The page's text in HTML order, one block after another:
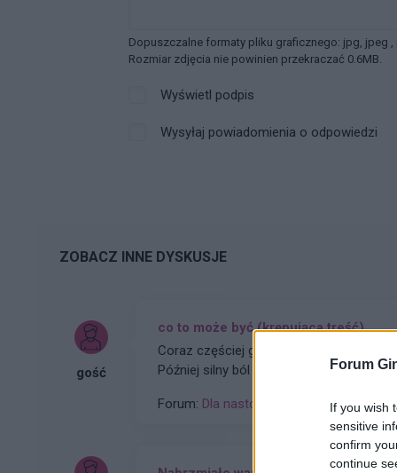
Forum
If you wish
sensitive
confirm
continue
Dopuszczalne formaty pliku graficznego: jpg, jpeg ,
Rozmiar zdjęcia nie powinien przekraczać 0.6MB.
Wyświetl podpis
Wysyłaj powiadomienia o odpowiedzi
ZOBACZ INNE DYSKUSJE
gość
co to może być (krępująca treść)
Coraz częściej gdy muszę skorzystać z
Później silny ból , jakby do wejścia do odbytu. Ból jest dosyć intensywny, kąpiel lub chłodna woda
Forum: Dla nastolatek